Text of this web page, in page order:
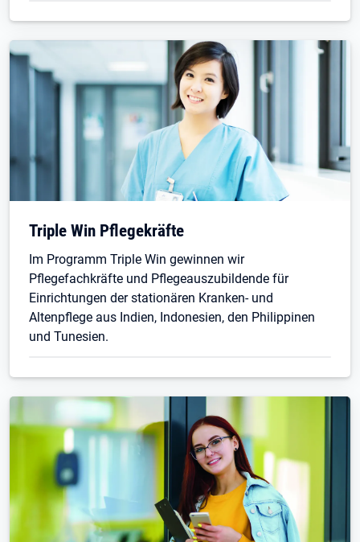
Triple Win Pflegekräfte
Im Programm Triple Win gewinnen wir
Pflegefachkräfte und Pflegeauszubildende für
Einrichtungen der stationären Kranken- und
Altenpflege aus Indien, Indonesien, den Philippinen
und Tunesien.